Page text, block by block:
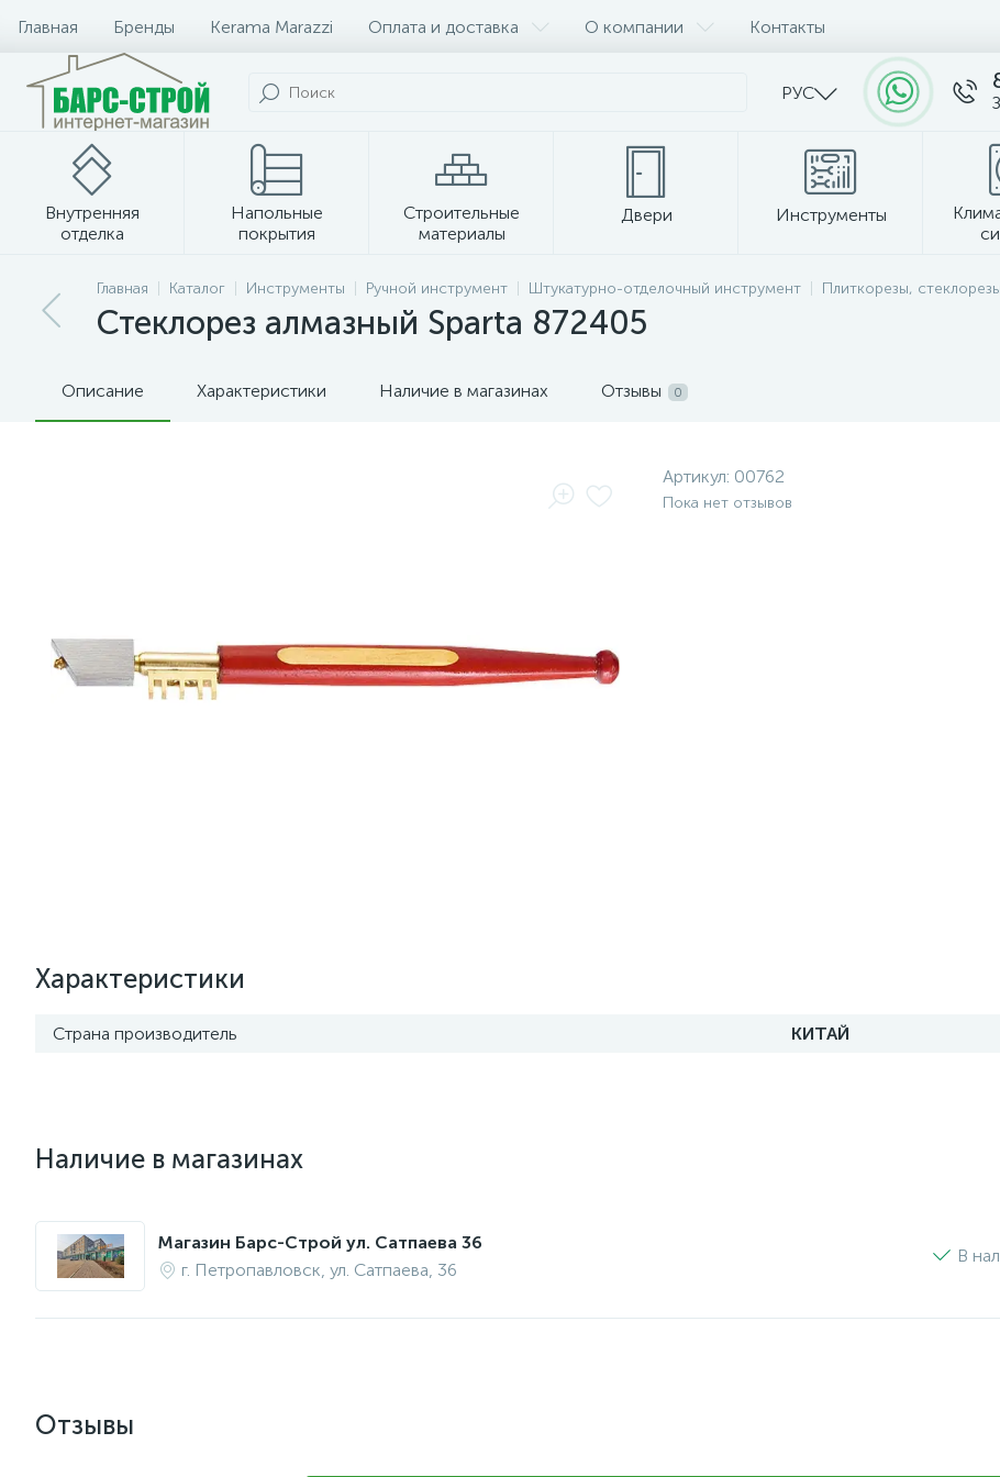
Главная Бренды Kerama Marazzi Оплата и доставка О компании Контакты
РУС
Внутренняя
отделка
Напольные
покрытия
Строительные
материалы
Двери Инструменты
Плитка и керамогранит Прочее
Главная Каталог Инструменты Ручной инструмент Штукатурно-отделочный инструмент Плиткорезы,
Стеклорез алмазный Sparta 872405
Описание Характеристики Наличие в магазинах Отзывы 0
Артикул: 00762
Пока нет отзывов
Характеристики
Страна производитель КИТАЙ
Наличие в магазинах
Магазин Барс-Строй ул. Сатпаева 36
г. Петропавловск, ул. Сатпаева, 36
В
Отзывы